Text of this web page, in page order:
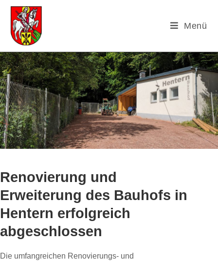
Menü
Renovierung und
Erweiterung des Bauhofs in
Hentern erfolgreich
abgeschlossen
Die umfangreichen Renovierungs- und